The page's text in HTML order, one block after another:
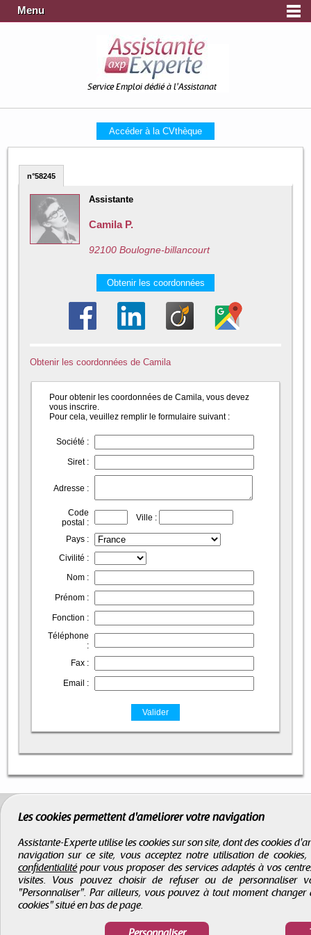
Menu
Service Emploi dédié à l'Assistanat
Accéder à la CVthèque
n°58245
Assistante
Camila P.
92100 Boulogne-billancourt
Obtenir les coordonnées
Obtenir les coordonnées de Camila
Pour obtenir les coordonnées de Camila, vous devez
vous inscrire.
Pour cela, veuillez remplir le formulaire suivant :
Société :
Siret :
Adresse :
Code
postal :
Ville :
Pays :
Civilité :
Nom :
Prénom :
Fonction :
Téléphone
:
Fax :
Email :
Les cookies permettent d'améliorer votre navigation
Assistante-Experte utilise les cookies sur son site, dont des cookies
navigation sur ce site, vous acceptez notre utilisation de
confidentialitépour vous proposer des services adaptés à vos
visites. Vous pouvez choisir de refuser ou de
"Personnaliser". Par ailleurs, vous pouvez à tout moment
cookies" situé en bas de page.